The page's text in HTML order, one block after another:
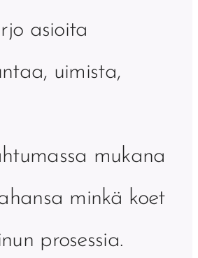
asioita
uimista,
mukana
minkä koet
prosessia.